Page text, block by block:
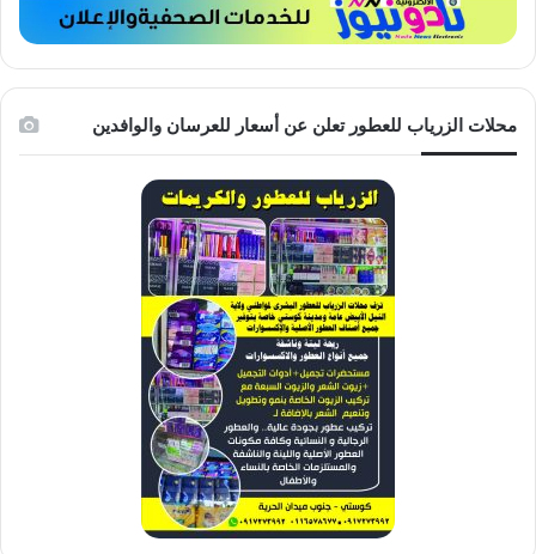
محلات الزرياب للعطور تعلن عن أسعار للعرسان والوافدين